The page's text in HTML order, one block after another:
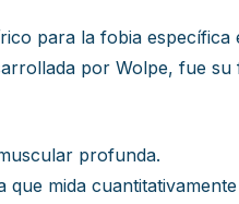
para la fobia específica
por Wolpe, fue su
profunda.
que mida